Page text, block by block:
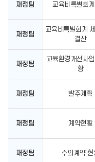
에
보
재정팀 교육비특별회
재정팀
교육비특별회계
결산
재정팀
교육환경개선사
황
재정팀 발주계획
재정팀 계약현황
재정팀 수의계약 현